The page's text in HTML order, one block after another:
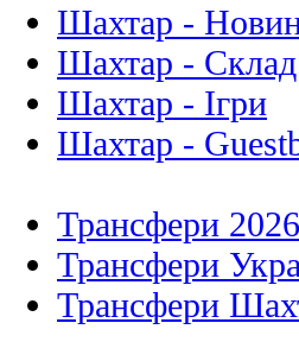
Шахтар -
Шахтар - Склад
Шахтар - Ігри
Шахтар -
Трансфери 2026
Трансфери
Трансфери